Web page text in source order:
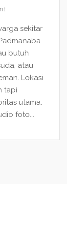
sekitar
butuh
atau
Lokasi
tapi
utama.
foto...